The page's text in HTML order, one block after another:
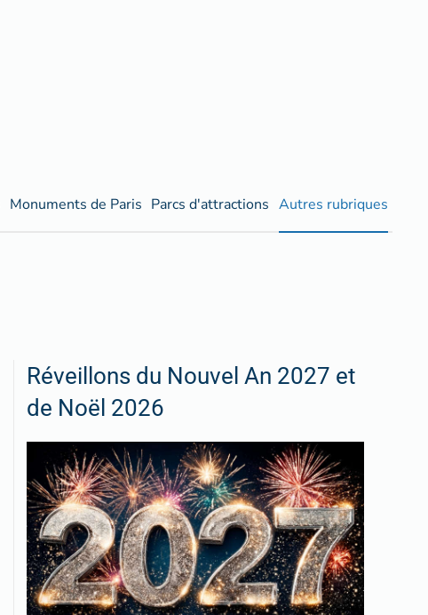
Monuments de Paris Parcs d'attractions Autres rubriques
Réveillons du Nouvel An 2027 et
de Noël 2026